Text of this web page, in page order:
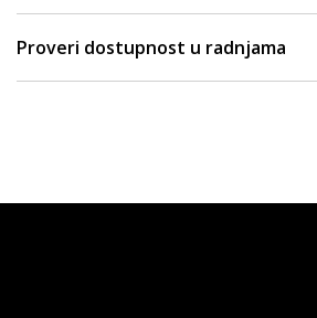
Proveri dostupnost u radnjama